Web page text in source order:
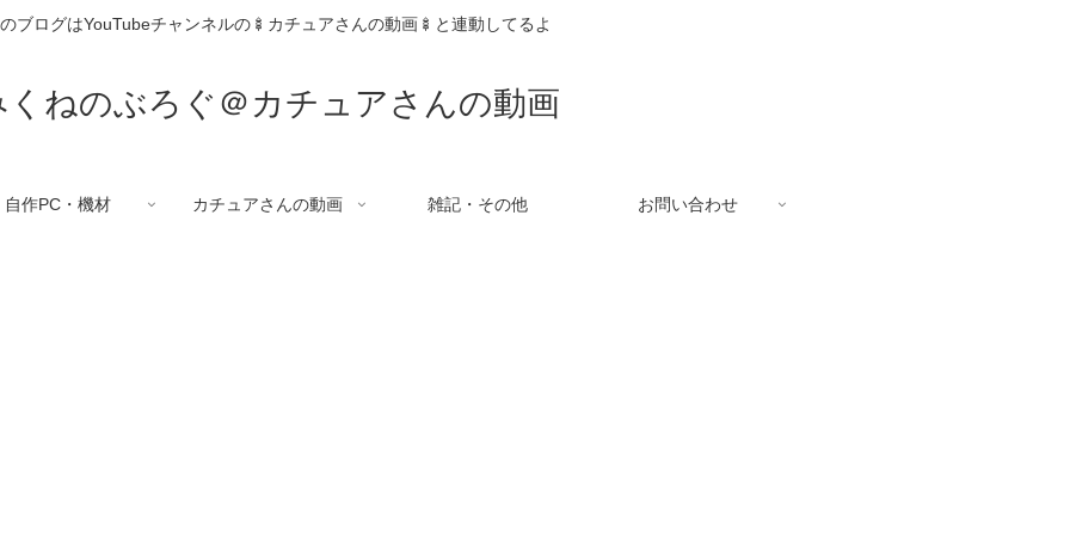
ブログはYouTubeチャンネルの🍢カチュアさんの動画🍢と連動してるよ
くねのぶろぐ＠カチュアさんの動画
自作PC・機材 カチュアさんの動画 雑記・その他 お問い合わせ